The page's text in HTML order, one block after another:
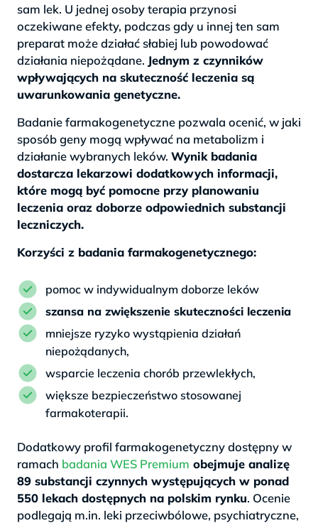
sam lek. U jednej osoby terapia przynosi
oczekiwane efekty, podczas gdy u innej ten sam
preparat może działać słabiej lub powodować
działania niepożądane. Jednym z czynników
wpływających na skuteczność leczenia są
uwarunkowania genetyczne.
Badanie farmakogenetyczne pozwala ocenić, w jaki
sposób geny mogą wpływać na metabolizm i
działanie wybranych leków. Wynik badania
dostarcza lekarzowi dodatkowych informacji,
które mogą być pomocne przy planowaniu
leczenia oraz doborze odpowiednich substancji
leczniczych.
Korzyści z badania farmakogenetycznego:
pomoc w indywidualnym doborze leków
szansa na zwiększenie skuteczności leczenia
mniejsze ryzyko wystąpienia działań
niepożądanych,
wsparcie leczenia chorób przewlekłych,
większe bezpieczeństwo stosowanej
farmakoterapii.
Dodatkowy profil farmakogenetyczny dostępny w
ramach badania WES Premium obejmuje analizę
89 substancji czynnych występujących w ponad
550 lekach dostępnych na polskim rynku. Ocenie
podlegają m.in. leki przeciwbólowe, psychiatryczne,